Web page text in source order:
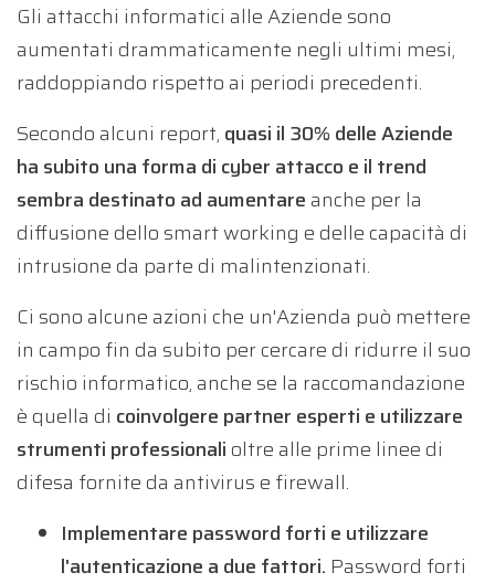
Gli attacchi informatici alle Aziende sono
aumentati drammaticamente negli ultimi mesi,
raddoppiando rispetto ai periodi precedenti.
Secondo alcuni report, quasi il 30% delle Aziende
ha subito una forma di cyber attacco e il trend
sembra destinato ad aumentare anche per la
diffusione dello smart working e delle capacità di
intrusione da parte di malintenzionati.
Ci sono alcune azioni che un'Azienda può mettere
in campo fin da subito per cercare di ridurre il suo
rischio informatico, anche se la raccomandazione
è quella di coinvolgere partner esperti e utilizzare
strumenti professionalioltre alle prime linee di
difesa fornite da antivirus e firewall.
Implementare password forti e utilizzare
l'autenticazione a due fattori. Password forti